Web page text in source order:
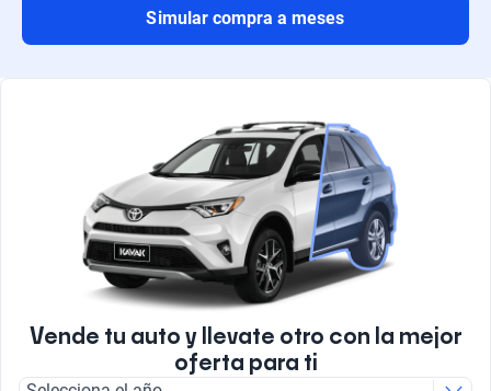
Simular compra a meses
Vende tu auto y llevate otro con la mejor
oferta para ti